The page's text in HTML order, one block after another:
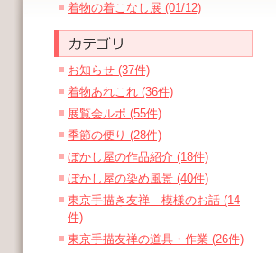
着物の着こなし展 (01/12)
お知らせ (37件)
着物あれこれ (36件)
展覧会ルポ (55件)
季節の便り (28件)
ぼかし屋の作品紹介 (18件)
ぼかし屋の染め風景 (40件)
東京手描き友禅 模様のお話 (14
件)
東京手描友禅の道具・作業 (26件)